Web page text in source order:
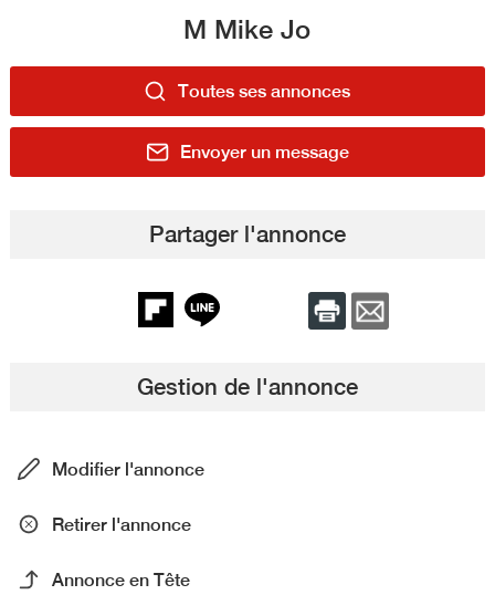
M Mike Jo
Toutes ses annonces
Envoyer un message
Partager l'annonce
Gestion de l'annonce
Modifier l'annonce
Retirer l'annonce
Annonce en Tête